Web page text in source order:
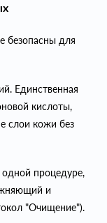
безопасны для
Единственная
кислоты,
слои кожи без
одной процедуре,
и
"Очищение").